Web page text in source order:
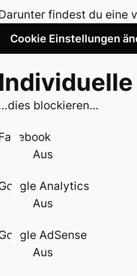
findest du eine
Cookie Einstellungen
blockieren…
Aus
Analytics
Aus
AdSense
Aus